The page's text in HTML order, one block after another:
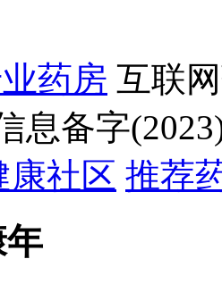
药房 互联
息备字
康社区 推荐